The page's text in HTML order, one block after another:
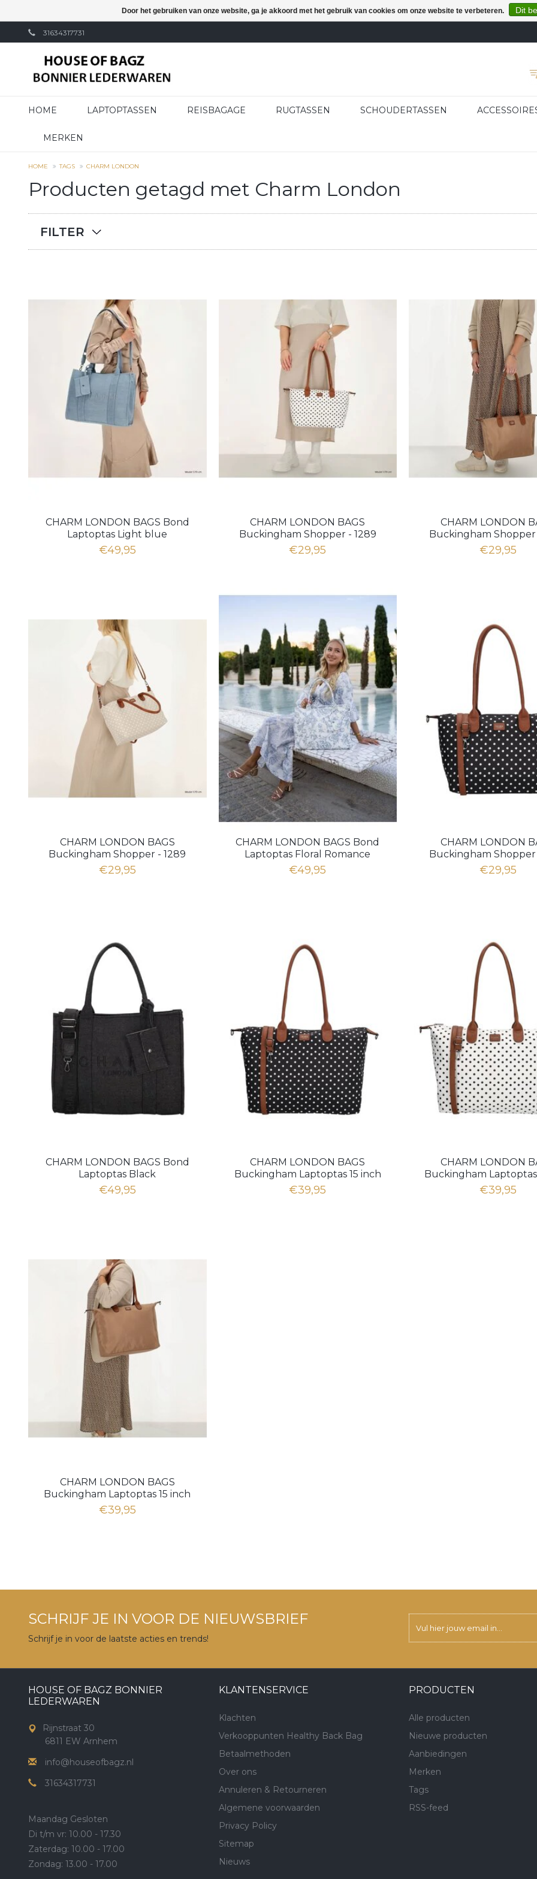
31634317731
HOME LAPTOPTASSEN REISBAGAGE RUGTASSEN SCHOUDERTASSEN
MERKEN
HOME TAGS CHARM LONDON
Producten getagd met Charm London
FILTER
CHARM LONDON BAGS Bond
Laptoptas Light blue
€49,95
CHARM LONDON BAGS
Buckingham Shopper - 1289
Dots wit zwart
€29,95
CHARM LONDON
Buckingham Shopper
Dots, Taupe
€29,95
CHARM LONDON BAGS
Buckingham Shopper - 1289
Dots wit op taupe
€29,95
CHARM LONDON BAGS Bond
Laptoptas Floral Romance
€49,95
CHARM LONDON
Buckingham Shopper
Dots zwart wit
€29,95
CHARM LONDON BAGS Bond
Laptoptas Black
€49,95
CHARM LONDON BAGS
Buckingham Laptoptas 15 inch
zwart wit
€39,95
CHARM LONDON
Buckingham Laptoptas
wit zwart
€39,95
CHARM LONDON BAGS
Buckingham Laptoptas 15 inch
Taupe
€39,95
SCHRIJF JE IN VOOR DE NIEUWSBRIEF
Schrijf je in voor de laatste acties en trends!
HOUSE OF BAGZ BONNIER
LEDERWAREN
Rijnstraat 30
6811 EW Arnhem
info@houseofbagz.nl
31634317731
Maandag Gesloten
Di t/m vr: 10.00 - 17.30
Zaterdag: 10.00 - 17.00
Zondag: 13.00 - 17.00
KLANTENSERVICE
Klachten
Verkooppunten Healthy Back Bag
Betaalmethoden
Over ons
Annuleren & Retourneren
Algemene voorwaarden
Privacy Policy
Sitemap
Nieuws
PRODUCTEN
Alle producten
Nieuwe producten
Aanbiedingen
Merken
Tags
RSS-feed
Door het gebruiken van onze website, ga je akkoord met het gebruik van cookies om onze website te verbeteren. Dit